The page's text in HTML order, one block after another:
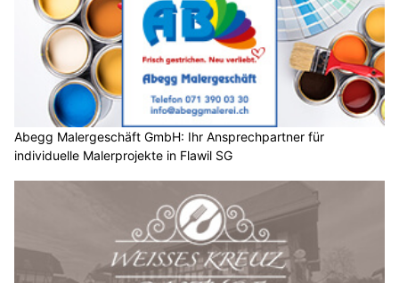
Abegg Malergeschäft GmbH: Ihr Ansprechpartner für
individuelle Malerprojekte in Flawil SG